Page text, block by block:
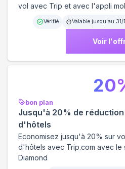
vol avec Trip et avec l'appli
Vérifié Valable jusqu'au
Voir
bon plan
Jusqu'à 20% de
d'hôtels
Economisez jusqu'à 20% sur
d'hôtels avec Trip.com avec le
Diamond
20